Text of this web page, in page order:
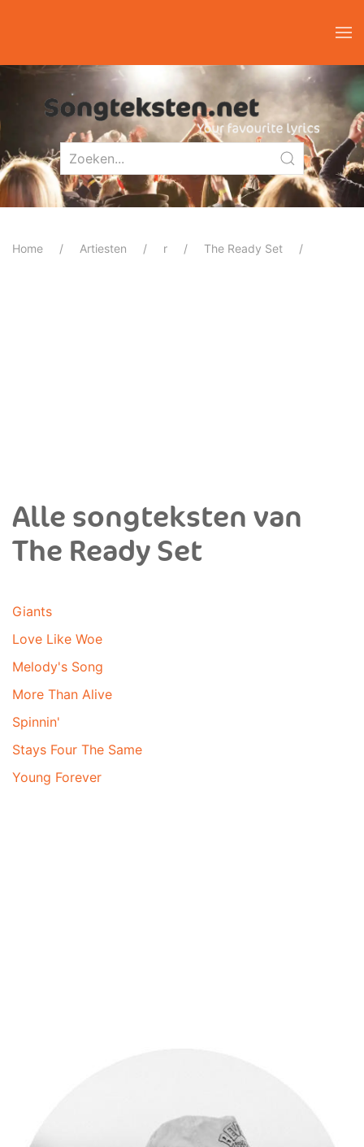
Home Artiesten r The Ready Set
Alle songteksten van
The Ready Set
Giants
Love Like Woe
Melody's Song
More Than Alive
Spinnin'
Stays Four The Same
Young Forever